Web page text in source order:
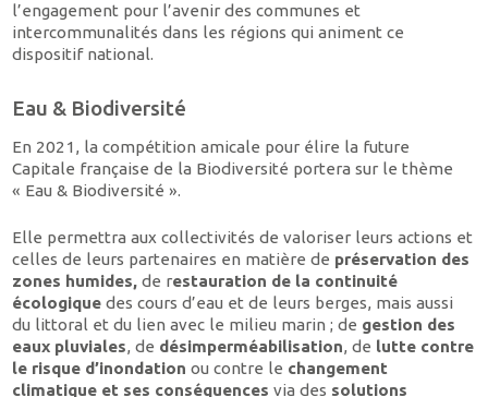
l’engagement pour l’avenir des communes et
intercommunalités dans les régions qui animent ce
dispositif national.
Eau & Biodiversité
En 2021, la compétition amicale pour élire la future
Capitale française de la Biodiversité portera sur le thème
« Eau & Biodiversité ».
Elle permettra aux collectivités de valoriser leurs actions et
celles de leurs partenaires en matière de préservation des
zones humides, de restauration de la continuité
écologique des cours d’eau et de leurs berges, mais aussi
du littoral et du lien avec le milieu marin ; de gestion des
eaux pluviales, de désimperméabilisation, de lutte contre
le risque d’inondation ou contre le changement
climatique et ses conséquencesvia des solutions